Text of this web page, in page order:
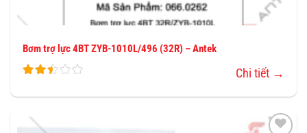
Bơm trợ lực 4BT ZYB-1010L/496 (32R) – Antek
Chi tiết →